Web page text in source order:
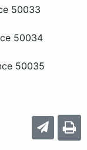
50033
50034
50035